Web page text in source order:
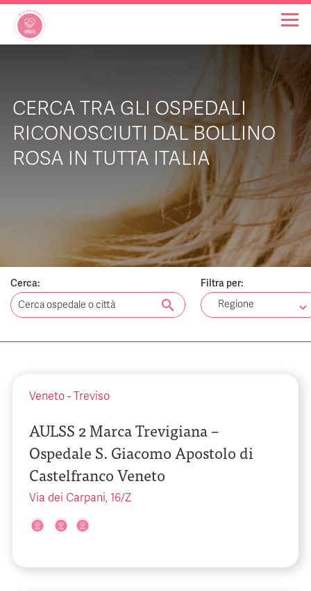
INIZIATIVE
NOTIZIE
CHI SIAMO
CERCA TRA GLI OSPEDALI
RICONOSCIUTI DAL BOLLINO
ROSA IN TUTTA ITALIA
Cerca:
search
Filtra per:
Regione
Veneto - Treviso
AULSS 2 Marca Trevigiana –
Ospedale S. Giacomo Apostolo di
Castelfranco Veneto
Via dei Carpani, 16/Z